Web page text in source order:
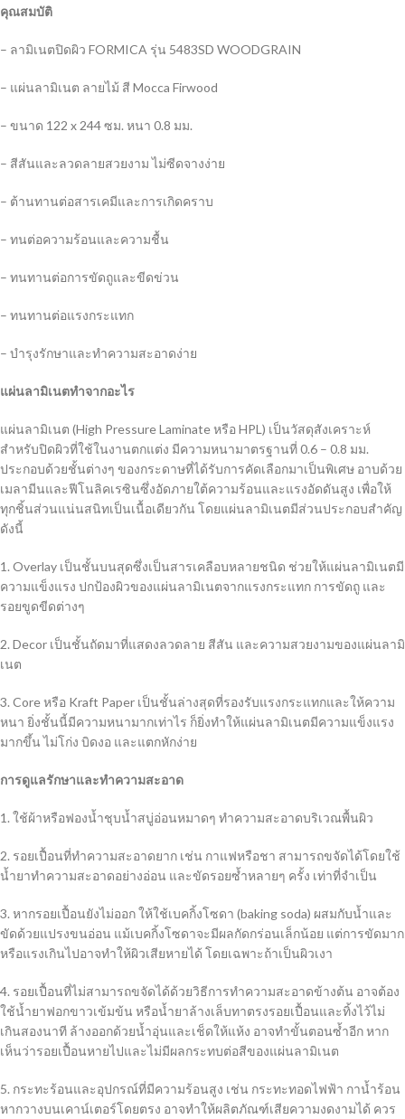
คุณสมบัติ
– ลามิเนตปิดผิว FORMICA รุ่น 5483SD WOODGRAIN
– แผ่นลามิเนต ลายไม้ สี Mocca Firwood
– ขนาด 122 x 244 ซม. หนา 0.8 มม.
– สีสันและลวดลายสวยงาม ไม่ซีดจางง่าย
– ต้านทานต่อสารเคมีและการเกิดคราบ
– ทนต่อความร้อนและความชื้น
– ทนทานต่อการขัดถูและขีดข่วน
– ทนทานต่อแรงกระแทก
– บำรุงรักษาและทำความสะอาดง่าย
แผ่นลามิเนตทำจากอะไร
แผ่นลามิเนต (High Pressure Laminate หรือ HPL) เป็นวัสดุสังเคราะห์
สำหรับปิดผิวที่ใช้ในงานตกแต่ง มีความหนามาตรฐานที่ 0.6 – 0.8 มม.
ประกอบด้วยชั้นต่างๆ ของกระดาษที่ได้รับการคัดเลือกมาเป็นพิเศษ อาบด้วย
เมลามีนและฟีโนลิคเรซินซึ่งอัดภายใต้ความร้อนและแรงอัดดันสูง เพื่อให้
ทุกชิ้นส่วนแน่นสนิทเป็นเนื้อเดียวกัน โดยแผ่นลามิเนตมีส่วนประกอบสำคัญ
ดังนี้
1. Overlay เป็นชั้นบนสุดซึ่งเป็นสารเคลือบหลายชนิด ช่วยให้แผ่นลามิเนตมี
ความแข็งแรง ปกป้องผิวของแผ่นลามิเนตจากแรงกระแทก การขัดถู และ
รอยขูดขีดต่างๆ
2. Decor เป็นชั้นถัดมาที่แสดงลวดลาย สีสัน และความสวยงามของแผ่นลามิ
เนต
3. Core หรือ Kraft Paper เป็นชั้นล่างสุดที่รองรับแรงกระแทกและให้ความ
หนา ยิ่งชั้นนี้มีความหนามากเท่าไร ก็ยิ่งทำให้แผ่นลามิเนตมีความแข็งแรง
มากขึ้น ไม่โก่ง บิดงอ และแตกหักง่าย
การดูแลรักษาและทำความสะอาด
1. ใช้ผ้าหรือฟองน้ำชุบน้ำสบู่อ่อนหมาดๆ ทำความสะอาดบริเวณพื้นผิว
2. รอยเปื้อนที่ทำความสะอาดยาก เช่น กาแฟหรือชา สามารถขจัดได้โดยใช้
น้ำยาทำความสะอาดอย่างอ่อน และขัดรอยซ้ำหลายๆ ครั้ง เท่าที่จำเป็น
3. หากรอยเปื้อนยังไม่ออก ให้ใช้เบคกิ้งโซดา (baking soda) ผสมกับน้ำและ
ขัดด้วยแปรงขนอ่อน แม้เบคกิ้งโซดาจะมีผลกัดกร่อนเล็กน้อย แต่การขัดมาก
หรือแรงเกินไปอาจทำให้ผิวเสียหายได้ โดยเฉพาะถ้าเป็นผิวเงา
4. รอยเปื้อนที่ไม่สามารถขจัดได้ด้วยวิธีการทำความสะอาดข้างต้น อาจต้อง
ใช้น้ำยาฟอกขาวเข้มข้น หรือน้ำยาล้างเล็บทาตรงรอยเปื้อนและทิ้งไว้ไม่
เกินสองนาที ล้างออกด้วยน้ำอุ่นและเช็ดให้แห้ง อาจทำขั้นตอนซ้ำอีก หาก
เห็นว่ารอยเปื้อนหายไปและไม่มีผลกระทบต่อสีของแผ่นลามิเนต
5. กระทะร้อนและอุปกรณ์ที่มีความร้อนสูง เช่น กระทะทอดไฟฟ้า กาน้ำร้อน
หากวางบนเคาน์เตอร์โดยตรง อาจทำให้ผลิตภัณฑ์เสียความงดงามได้ ควร